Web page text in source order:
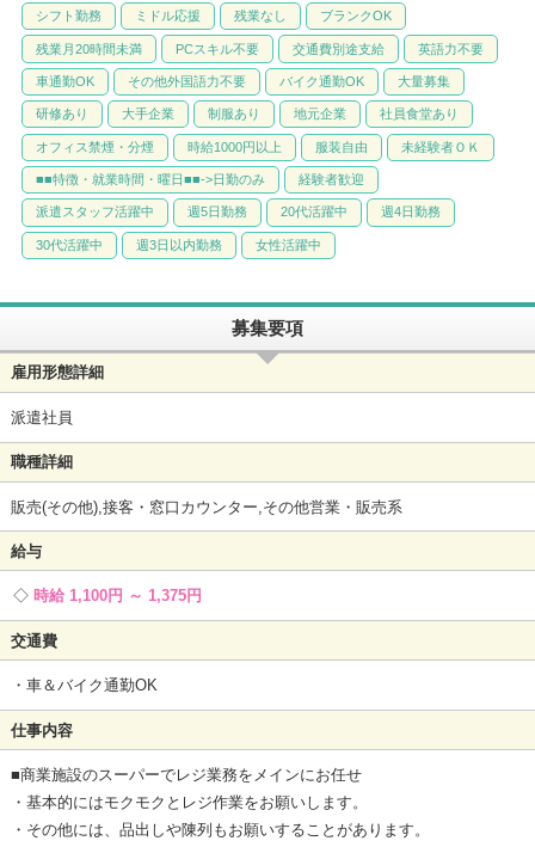
シフト勤務 ミドル応援 残業なし ブランクOK
残業月20時間未満 PCスキル不要 交通費別途支給 英語力不要
車通勤OK その他外国語力不要 バイク通勤OK 大量募集
研修あり 大手企業 制服あり 地元企業 社員食堂あり
オフィス禁煙・分煙 時給1000円以上 服装自由 未経験者ＯＫ
■■特徴・就業時間・曜日■■->日勤のみ 経験者歓迎
派遣スタッフ活躍中 週5日勤務 20代活躍中 週4日勤務
30代活躍中 週3日以内勤務 女性活躍中
募集要項
雇用形態詳細
派遣社員
職種詳細
販売(その他),接客・窓口カウンター,その他営業・販売系
給与
時給 1,100円 ～ 1,375円
交通費
・車＆バイク通勤OK
仕事内容
■商業施設のスーパーでレジ業務をメインにお任せ
・基本的にはモクモクとレジ作業をお願いします。
・その他には、品出しや陳列もお願いすることがあります。